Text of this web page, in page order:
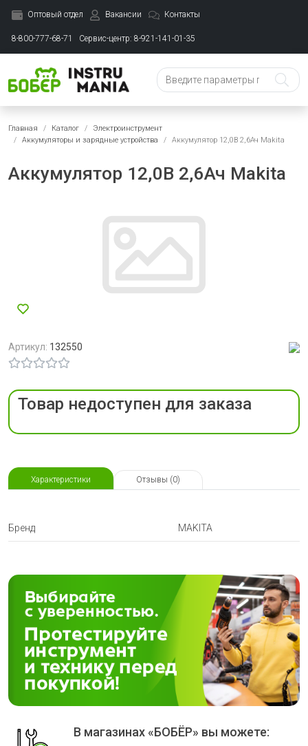
Оптовый отдел Вакансии Контакты
8-800-777-68-71 Сервис-центр: 8-921-141-01-35
Главная Каталог
Электроинструмент
Аккумуляторы и зарядные устройства
Аккумулятор 12,0В 2,6Ач Маkita
Аккумулятор 12,0В 2,6Ач Маkita
Артикул: 132550
Товар недоступен для заказа
Характеристики Отзывы (0)
Бренд MAKITA
В магазинах «БОБЁР» вы можете: